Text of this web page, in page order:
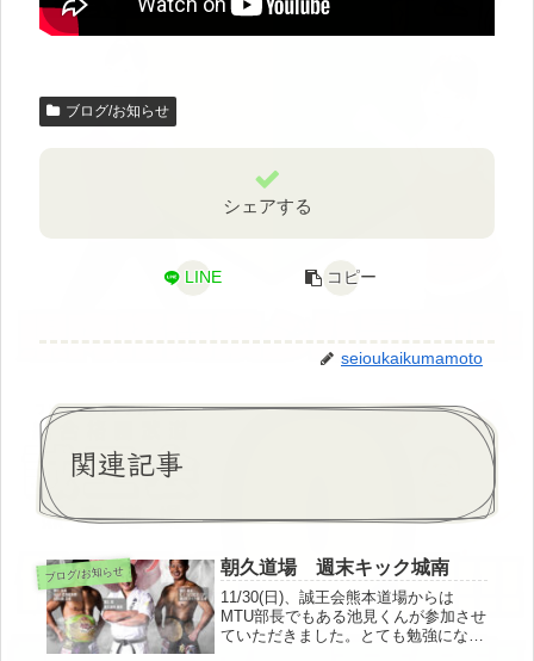
ブログ/お知らせ
シェアする
LINE コピー
seioukaikumamoto
関連記事
ブログ/お知らせ 朝久道場 週末キック城南
11/30(日)、誠王会熊本道場からは
MTU部長でもある池見くんが参加させ
ていただきました。とても勉強になっ